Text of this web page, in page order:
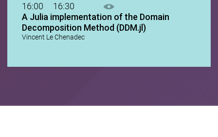
16:00
16:30
A Julia implementation of the Domain
Decomposition Method (DDM.jl)
Vincent Le Chenadec